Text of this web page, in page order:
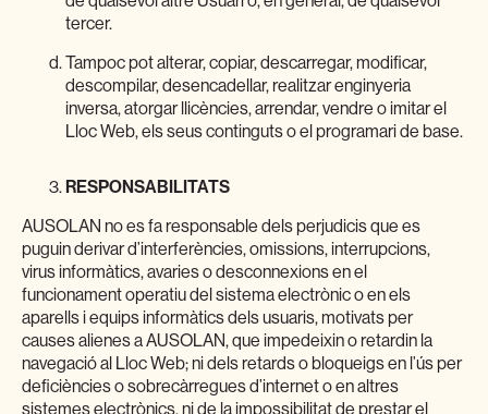
tercer.
Tampoc pot alterar, copiar, descarregar, modificar,
descompilar, desencadellar, realitzar enginyeria
inversa, atorgar llicències, arrendar, vendre o imitar el
Lloc Web, els seus continguts o el programari de base.
RESPONSABILITATS
AUSOLAN no es fa responsable dels perjudicis que es
puguin derivar d’interferències, omissions, interrupcions,
virus informàtics, avaries o desconnexions en el
funcionament operatiu del sistema electrònic o en els
aparells i equips informàtics dels usuaris, motivats per
causes alienes a AUSOLAN, que impedeixin o retardin la
navegació al Lloc Web; ni dels retards o bloqueigs en l’ús per
deficiències o sobrecàrregues d’internet o en altres
sistemes electrònics, ni de la impossibilitat de prestar el